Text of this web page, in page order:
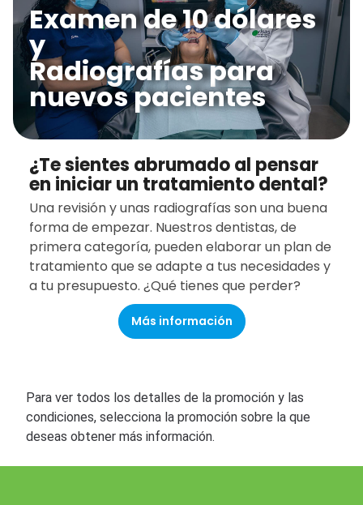
Examen de 10 dólares
y
Radiografías para
nuevos pacientes
¿Te sientes abrumado al pensar
en iniciar un tratamiento dental?
Una revisión y unas radiografías son una buena
forma de empezar. Nuestros dentistas, de
primera categoría, pueden elaborar un plan de
tratamiento que se adapte a tus necesidades y
a tu presupuesto. ¿Qué tienes que perder?
Más información
Para ver todos los detalles de la promoción y las
condiciones, selecciona la promoción sobre la que
deseas obtener más información.